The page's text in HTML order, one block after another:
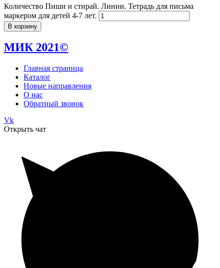
Количество Пиши и стирай. Линии. Тетрадь для письма
маркером для детей 4-7 лет.
В корзину
МИК 2021©
Главная страница
Каталог
Новые направления
О нас
Обратный звонок
Vk
Открыть чат